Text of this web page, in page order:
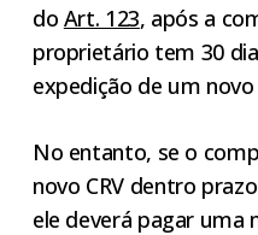
do Art. 123, após a
proprietário tem 30
expedição de um novo
No entanto, se o
novo CRV dentro
ele deverá pagar uma